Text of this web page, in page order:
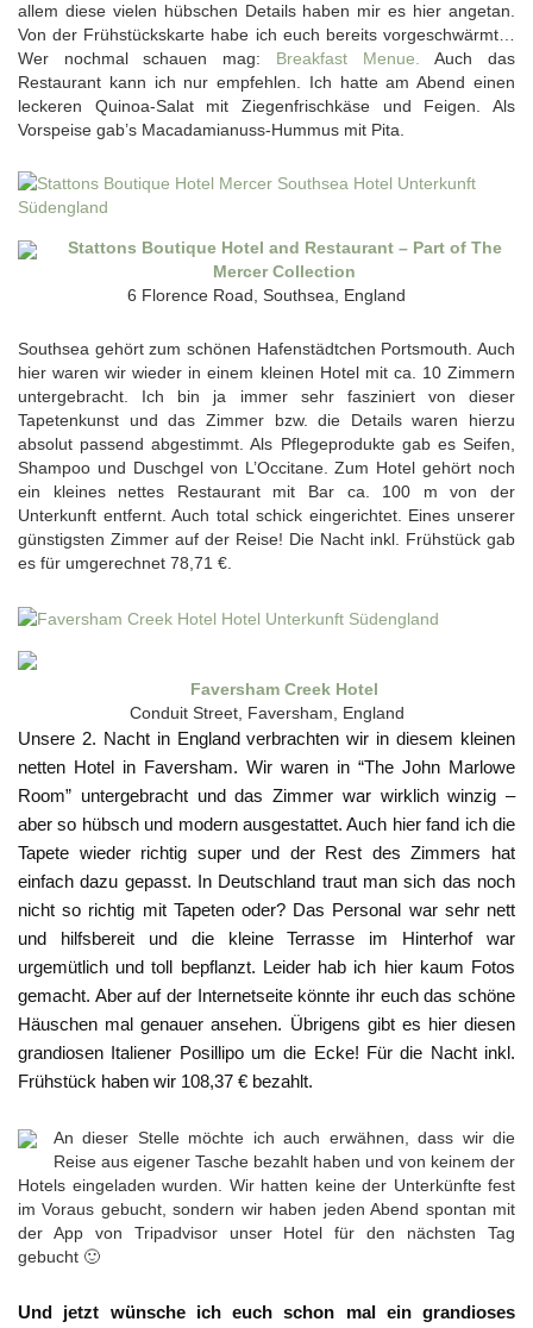
allem diese vielen hübschen Details haben mir es hier angetan.
Von der Frühstückskarte habe ich euch bereits vorgeschwärmt…
Wer nochmal schauen mag: Breakfast Menue. Auch das
Restaurant kann ich nur empfehlen. Ich hatte am Abend einen
leckeren Quinoa-Salat mit Ziegenfrischkäse und Feigen. Als
Vorspeise gab’s Macadamianuss-Hummus mit Pita.
Stattons Boutique Hotel and Restaurant – Part of The
Mercer Collection
6 Florence Road, Southsea, England
Southsea gehört zum schönen Hafenstädtchen Portsmouth. Auch
hier waren wir wieder in einem kleinen Hotel mit ca. 10 Zimmern
untergebracht. Ich bin ja immer sehr fasziniert von dieser
Tapetenkunst und das Zimmer bzw. die Details waren hierzu
absolut passend abgestimmt. Als Pflegeprodukte gab es Seifen,
Shampoo und Duschgel von L’Occitane. Zum Hotel gehört noch
ein kleines nettes Restaurant mit Bar ca. 100 m von der
Unterkunft entfernt. Auch total schick eingerichtet. Eines unserer
günstigsten Zimmer auf der Reise! Die Nacht inkl. Frühstück gab
es für umgerechnet 78,71 €.
Faversham Creek Hotel
Conduit Street, Faversham, England
Unsere 2. Nacht in England verbrachten wir in diesem kleinen
netten Hotel in Faversham. Wir waren in “The John Marlowe
Room” untergebracht und das Zimmer war wirklich winzig –
aber so hübsch und modern ausgestattet. Auch hier fand ich die
Tapete wieder richtig super und der Rest des Zimmers hat
einfach dazu gepasst. In Deutschland traut man sich das noch
nicht so richtig mit Tapeten oder? Das Personal war sehr nett
und hilfsbereit und die kleine Terrasse im Hinterhof war
urgemütlich und toll bepflanzt. Leider hab ich hier kaum Fotos
gemacht. Aber auf der Internetseite könnte ihr euch das schöne
Häuschen mal genauer ansehen. Übrigens gibt es hier diesen
grandiosen Italiener Posillipo um die Ecke! Für die Nacht inkl.
Frühstück haben wir 108,37 € bezahlt.
An dieser Stelle möchte ich auch erwähnen, dass wir die
Reise aus eigener Tasche bezahlt haben und von keinem der
Hotels eingeladen wurden. Wir hatten keine der Unterkünfte fest
im Voraus gebucht, sondern wir haben jeden Abend spontan mit
der App von Tripadvisor unser Hotel für den nächsten Tag
gebucht 🙂
Und jetzt wünsche ich euch schon mal ein grandioses